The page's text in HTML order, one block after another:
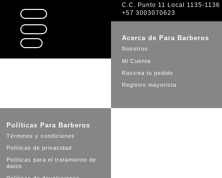
Seguir
Seguir
Seguir
C.C. Punto 11 Local 1135-1136
+57 3003070623
Acerca de Para Barberos
Nosotros
Mi Cuenta
Rastrea tu pedido
Registro mayorista
Políticas Para Barberos
Términos y condiciones
Políticas de privacidad
Políticas para el tratamiento de
datos